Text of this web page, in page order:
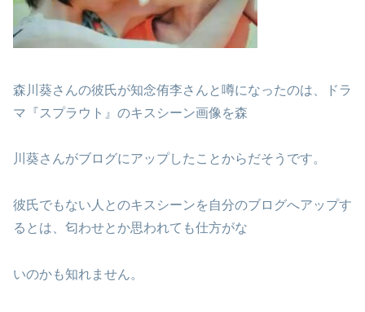
森川葵さんの彼氏が知念侑李さんと噂になったのは、ドラ
マ『スプラウト』のキスシーン画像を森
川葵さんがブログにアップしたことからだそうです。
彼氏でもない人とのキスシーンを自分のブログへアップす
るとは、匂わせとか思われても仕方がな
いのかも知れません。